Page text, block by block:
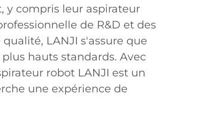
y compris leur aspirateur
de R&D et des
LANJI s'assure que
hauts standards. Avec
robot LANJI est un
une expérience de